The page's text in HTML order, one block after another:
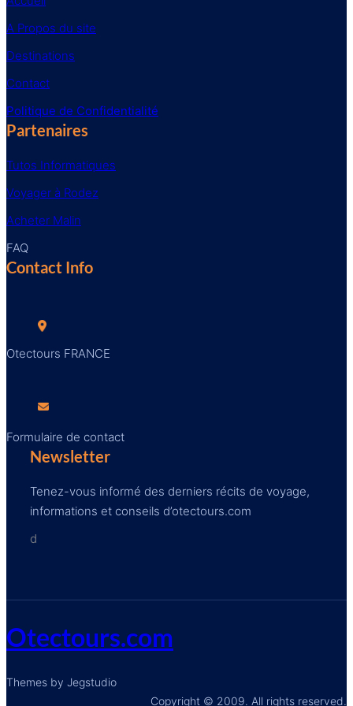
A Propos du site
Destinations
Contact
Politique de Confidentialité
Partenaires
Tutos Informatiques
Voyager à Rodez
Acheter Malin
FAQ
Contact Info
Otectours FRANCE
Formulaire de contact
Newsletter
Tenez-vous informé des derniers récits de voyage,
informations et conseils d’otectours.com
d
Otectours.com
Themes by Jegstudio
Copyright © 2009. All rights reserved.